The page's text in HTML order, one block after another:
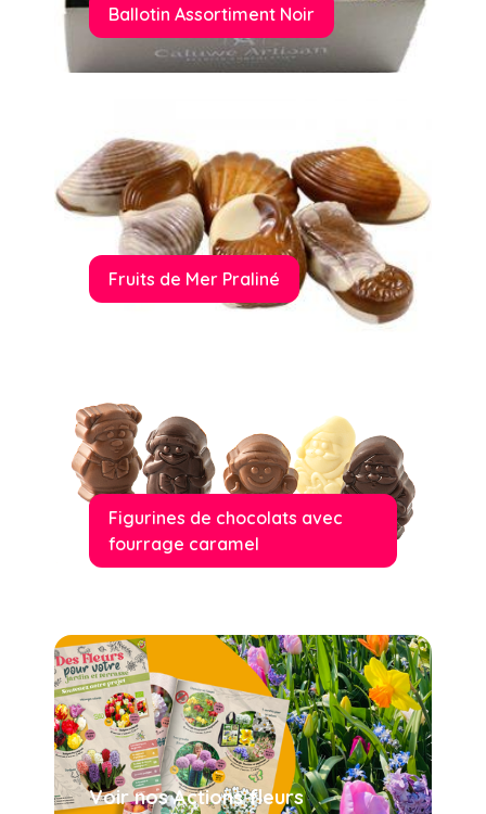
Ballotin Assortiment Noir
Fruits de Mer Praliné
Figurines de chocolats avec
fourrage caramel
Voir nos Actions fleurs